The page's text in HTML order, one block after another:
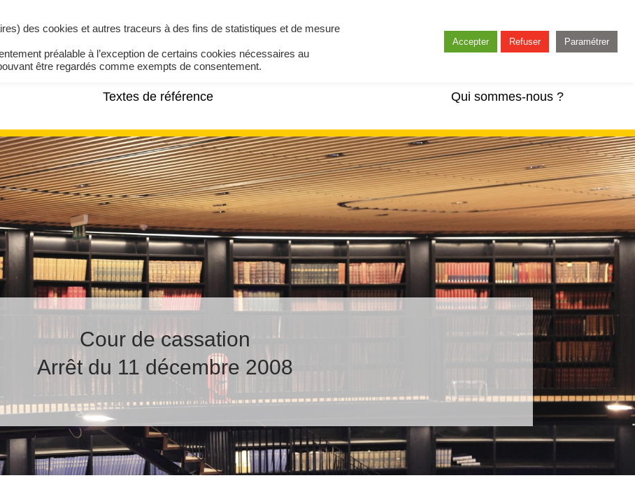
Textes de référence Qui sommes-nous ?
Cour de cassation
Arrêt du 11 décembre 2008
des cookies et autres traceurs à des fins de statistiques et de mesure
préalable à l’exception de certains cookies nécessaires au
être regardés comme exempts de consentement.
Accepter Refuser Paramétrer